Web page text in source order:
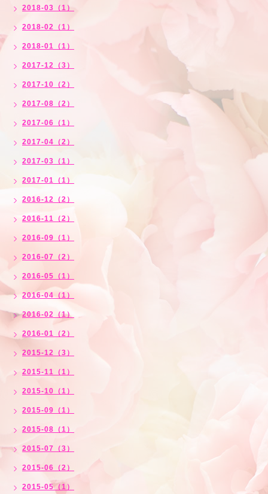
2018-03（1）
2018-02（1）
2018-01（1）
2017-12（3）
2017-10（2）
2017-08（2）
2017-06（1）
2017-04（2）
2017-03（1）
2017-01（1）
2016-12（2）
2016-11（2）
2016-09（1）
2016-07（2）
2016-05（1）
2016-04（1）
2016-02（1）
2016-01（2）
2015-12（3）
2015-11（1）
2015-10（1）
2015-09（1）
2015-08（1）
2015-07（3）
2015-06（2）
2015-05（1）